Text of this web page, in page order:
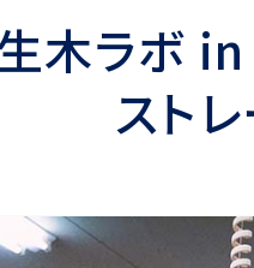
木ラボ
スト